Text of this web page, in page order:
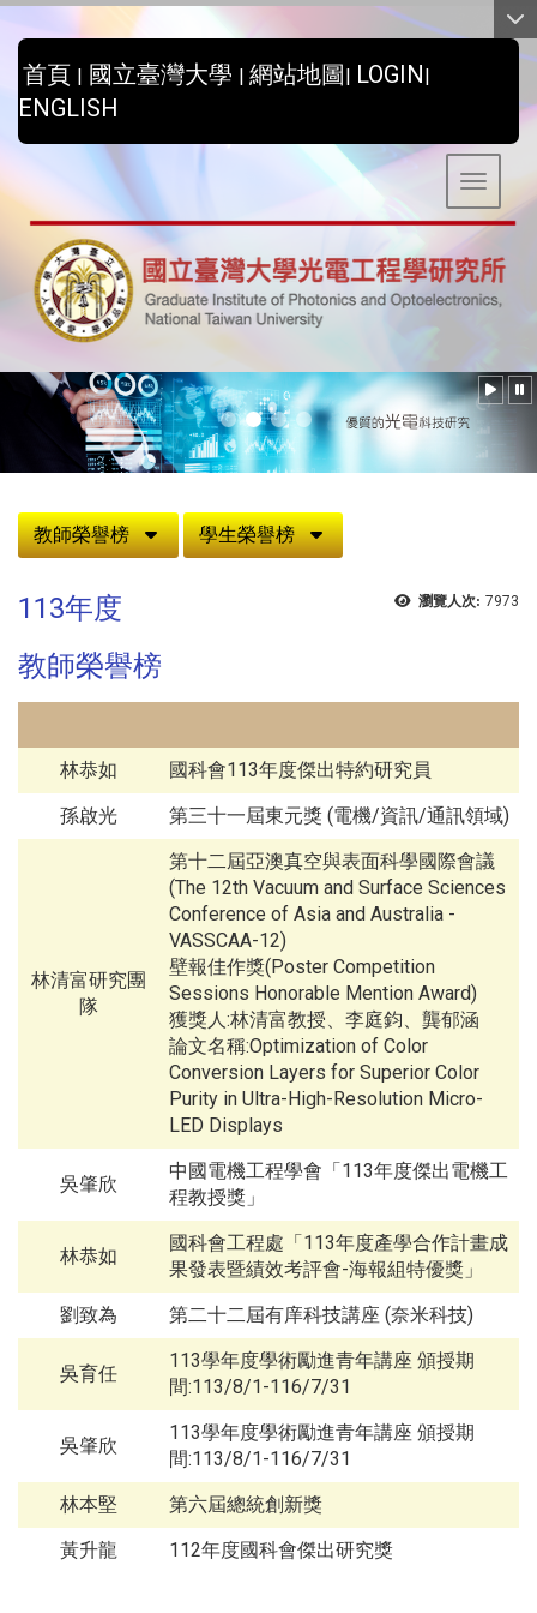
首頁 | 國立臺灣大學 | 網站地圖| LOGIN|
ENGLISH
Toggle
教師榮譽榜
學生榮譽榜
瀏覽人次: 7973
113年度
教師榮譽榜
林恭如
國科會113年度傑出特約研究員
孫啟光
第三十一屆東元獎 (電機/資訊/通訊領域)
林清富研究團
隊
第十二屆亞澳真空與表面科學國際會議
(The 12th Vacuum and Surface Sciences
Conference of Asia and Australia -
VASSCAA-12)
壁報佳作獎(Poster Competition
Sessions Honorable Mention Award)
獲獎人:林清富教授、李庭鈞、龔郁涵
論文名稱:Optimization of Color
Conversion Layers for Superior Color
Purity in Ultra-High-Resolution Micro-
LED Displays
吳肇欣
中國電機工程學會「113年度傑出電機工
程教授獎」
林恭如
國科會工程處「113年度產學合作計畫成
果發表暨績效考評會-海報組特優獎」
劉致為
第二十二屆有庠科技講座 (奈米科技)
吳育任
113學年度學術勵進青年講座 頒授期
間:113/8/1-116/7/31
吳肇欣
113學年度學術勵進青年講座 頒授期
間:113/8/1-116/7/31
林本堅
第六屆總統創新獎
黃升龍
112年度國科會傑出研究獎